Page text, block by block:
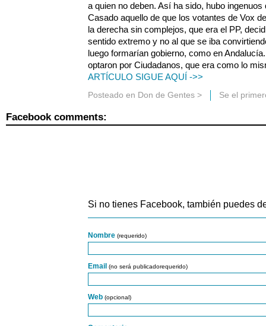
a quien no deben. Así ha sido, hubo
Casado aquello de que los votantes de Vox
la derecha sin complejos, que era el PP,
sentido extremo y no al que se iba
luego formarían gobierno, como en
optaron por Ciudadanos, que era como lo
ARTÍCULO SIGUE AQUÍ ->>
Posteado en Don de Gentes > Se el
Facebook comments:
Si no tienes Facebook, también puedes
Nombre (requerido)
Email (no será publicadorequerido)
Web (opcional)